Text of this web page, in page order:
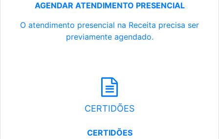
AGENDAR ATENDIMENTO PRESENCIAL
O atendimento presencial na Receita precisa ser
previamente agendado.
CERTIDÕES
CERTIDÕES